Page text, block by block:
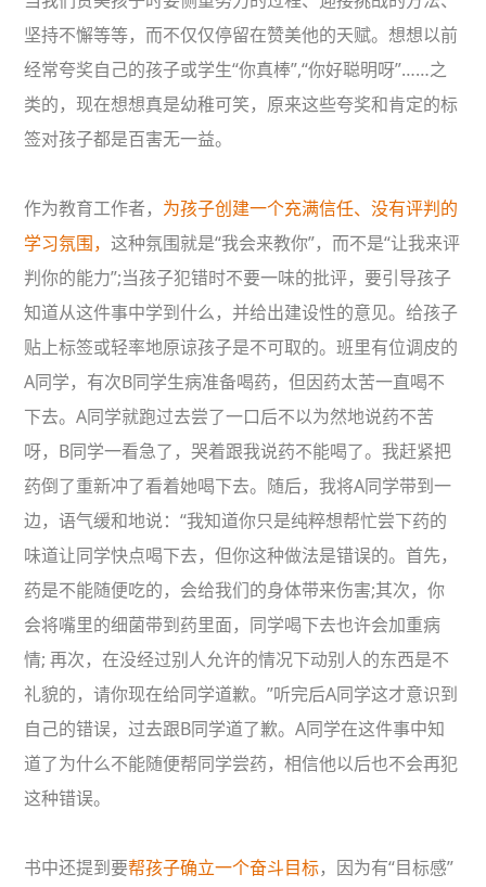
坚持不懈等等，而不仅仅停留在赞美他的天赋。想想以前
经常夸奖自己的孩子或学生“你真棒”,“你好聪明呀”……之
类的，现在想想真是幼稚可笑，原来这些夸奖和肯定的标
签对孩子都是百害无一益。
作为教育工作者， 为孩子创建一个充满信任、没有评判的
学习氛围，这种氛围就是“我会来教你”，而不是“让我来评
判你的能力”;当孩子犯错时不要一味的批评，要引导孩子
知道从这件事中学到什么，并给出建设性的意见。给孩子
贴上标签或轻率地原谅孩子是不可取的。班里有位调皮的
A同学，有次B同学生病准备喝药，但因药太苦一直喝不
下去。A同学就跑过去尝了一口后不以为然地说药不苦
呀，B同学一看急了，哭着跟我说药不能喝了。我赶紧把
药倒了重新冲了看着她喝下去。随后，我将A同学带到一
边，语气缓和地说：“我知道你只是纯粹想帮忙尝下药的
味道让同学快点喝下去，但你这种做法是错误的。首先，
药是不能随便吃的，会给我们的身体带来伤害;其次，你
会将嘴里的细菌带到药里面，同学喝下去也许会加重病
情; 再次，在没经过别人允许的情况下动别人的东西是不
礼貌的，请你现在给同学道歉。”听完后A同学这才意识到
自己的错误，过去跟B同学道了歉。A同学在这件事中知
道了为什么不能随便帮同学尝药，相信他以后也不会再犯
这种错误。
书中还提到要帮孩子确立一个奋斗目标，因为有“目标感”